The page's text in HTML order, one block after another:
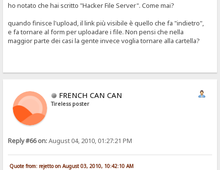
ho notato che hai scritto "Hacker File Server". Come mai?
quando finisce l'upload, il link più visibile è quello che fa "indietro",
e fa tornare al form per uploadare i file. Non pensi che nella
maggior parte dei casi la gente invece voglia tornare alla cartella?
FRENCH CAN CAN
Tireless poster
Reply #66 on:August 04, 2010, 01:27:21 PM
Quote from: rejetto on August 03, 2010, 10:42:10 AM